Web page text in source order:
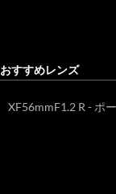
おすすめレンズ
XF56mmF1.2 R - ポ